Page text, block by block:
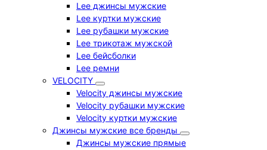
Lee джинсы мужские
Lee куртки мужские
Lee рубашки мужские
Lee трикотаж мужской
Lee бейсболки
Lee ремни
VELOCITY
Velocity джинсы мужские
Velocity рубашки мужские
Velocity куртки мужские
Джинсы мужские все бренды
Джинсы мужские прямые